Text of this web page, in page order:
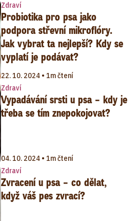
Zdraví
Probiotika pro psa jako
podpora střevní mikroflóry.
Jak vybrat ta nejlepší? Kdy se
vyplatí je podávat?
22. 10. 2024 • 1m čtení
Zdraví
Vypadávání srsti u psa – kdy je
třeba se tím znepokojovat?
04. 10. 2024 • 1m čtení
Zdraví
Zvracení u psa – co dělat,
když váš pes zvrací?